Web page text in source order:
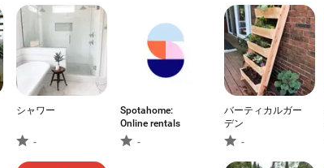
シャワー
-
Spotahome:
Online rentals
-
バーティカルガー
デン
-